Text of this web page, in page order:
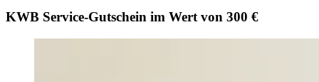
KWB Service-Gutschein im Wert von 300 €